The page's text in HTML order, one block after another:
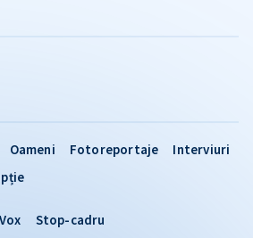
Oameni Fotoreportaje
Interviuri
Vox Stop-cadru